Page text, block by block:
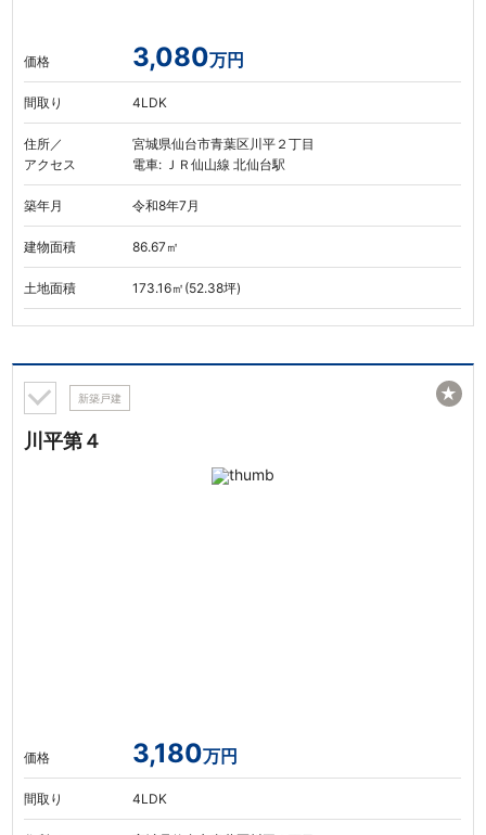
価格 3,080万円
間取り 4LDK
住所／
アクセス
宮城県仙台市青葉区川平２丁目
電車: ＪＲ仙山線 北仙台駅
築年月 令和8年7月
建物面積 86.67㎡
土地面積 173.16㎡(52.38坪)
新築戸建
川平第４
価格 3,180万円
間取り 4LDK
★